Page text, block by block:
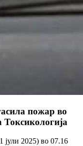
пожар во
јули 2025) во 07.16